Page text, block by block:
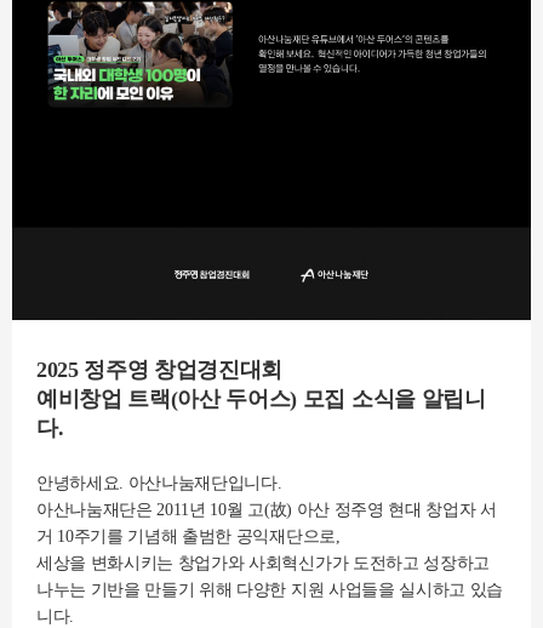
2025 정주영 창업경진대회
예비창업 트랙(아산 두어스) 모집 소식을 알립니
다.
안녕하세요. 아산나눔재단입니다.
아산나눔재단은 2011년 10월 고(故) 아산 정주영 현대 창업자 서
거 10주기를 기념해 출범한 공익재단으로,
세상을 변화시키는 창업가와 사회혁신가가 도전하고 성장하고
나누는 기반을 만들기 위해 다양한 지원 사업들을 실시하고 있습
니다.